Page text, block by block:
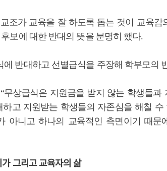
조가 교육을 잘 하도록 돕는 것이 교육감
보에 대한 반대의 뜻을 분명히 했다.
에 반대하고 선별급식을 주장해 학부모의
무상급식은 지원금을 받지 않는 학생들과
고 지원받는 학생들의 자존심을 해칠 수
아니고 하나의 교육적인 측면이기 때문
그리고 교육자의 삶